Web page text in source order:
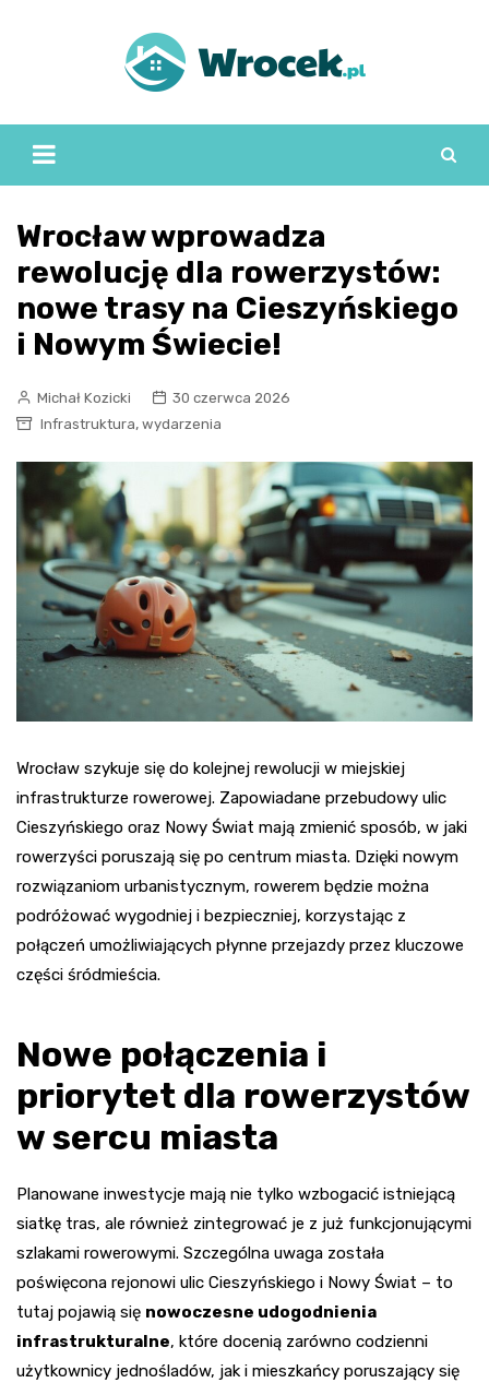
Wrocław wprowadza
rewolucję dla rowerzystów:
nowe trasy na Cieszyńskiego
i Nowym Świecie!
Michał Kozicki
30 czerwca 2026
Infrastruktura, wydarzenia
Wrocław szykuje się do kolejnej rewolucji w miejskiej
infrastrukturze rowerowej. Zapowiadane przebudowy ulic
Cieszyńskiego oraz Nowy Świat mają zmienić sposób, w jaki
rowerzyści poruszają się po centrum miasta. Dzięki nowym
rozwiązaniom urbanistycznym, rowerem będzie można
podróżować wygodniej i bezpieczniej, korzystając z
połączeń umożliwiających płynne przejazdy przez kluczowe
części śródmieścia.
Nowe połączenia i
priorytet dla rowerzystów
w sercu miasta
Planowane inwestycje mają nie tylko wzbogacić istniejącą
siatkę tras, ale również zintegrować je z już funkcjonującymi
szlakami rowerowymi. Szczególna uwaga została
poświęcona rejonowi ulic Cieszyńskiego i Nowy Świat – to
tutaj pojawią się nowoczesne udogodnienia
infrastrukturalne, które docenią zarówno codzienni
użytkownicy jednośladów, jak i mieszkańcy poruszający się